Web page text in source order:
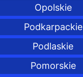
Opolskie
Podkarpackie
Podlaskie
Pomorskie